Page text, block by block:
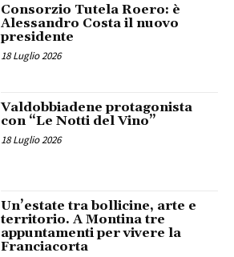
Consorzio Tutela Roero: è
Alessandro Costa il nuovo
presidente
18 Luglio 2026
Valdobbiadene protagonista
con “Le Notti del Vino”
18 Luglio 2026
Un’estate tra bollicine, arte e
territorio. A Montina tre
appuntamenti per vivere la
Franciacorta